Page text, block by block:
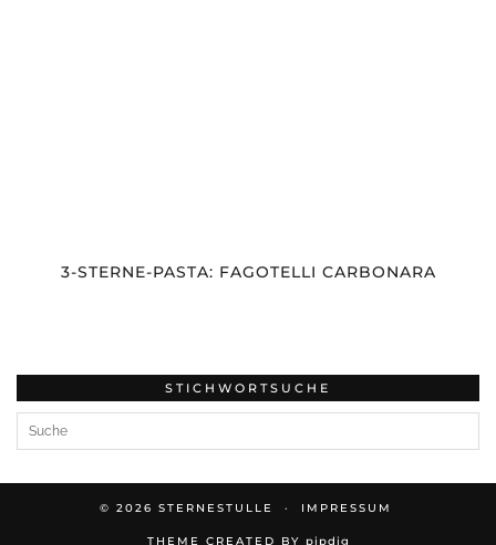
3-STERNE-PASTA: FAGOTELLI CARBONARA
STICHWORTSUCHE
© 2026 STERNESTULLE IMPRESSUM
THEME CREATED BY pipdig